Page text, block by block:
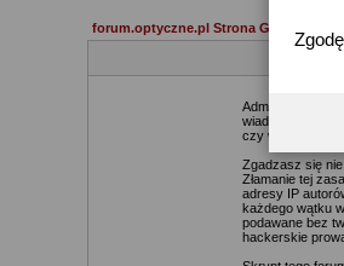
forum.optyczne.pl Strona Główna
Administratorzy
wiadomości.
czy
Zgadzasz się
Złamanie tej
adresy IP
każdego wątku
podawane bez
hackerskie